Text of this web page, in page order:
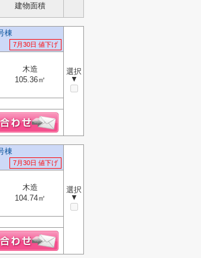
建物面積
棟
7月30日 値下げ
選択
▼
木造
105.36㎡
棟
7月30日 値下げ
選択
▼
木造
104.74㎡